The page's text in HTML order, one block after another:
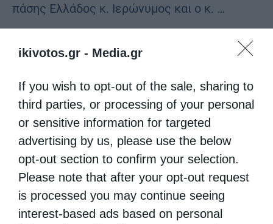
ikivotos.gr - Media.gr
If you wish to opt-out of the sale, sharing to
third parties, or processing of your personal
or sensitive information for targeted
advertising by us, please use the below
opt-out section to confirm your selection.
Please note that after your opt-out request
is processed you may continue seeing
interest-based ads based on personal
πάσης Ελλάδος κ. Ιερώνυμος και ο κ. …